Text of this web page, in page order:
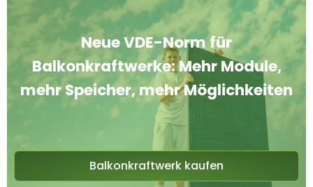
Neue VDE-Norm für
Balkonkraftwerke: Mehr Module,
mehr Speicher, mehr Möglichkeiten
Balkonkraftwerk kaufen